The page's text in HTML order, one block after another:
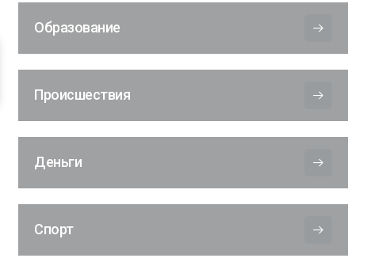
Образование
Происшествия
Деньги
Спорт